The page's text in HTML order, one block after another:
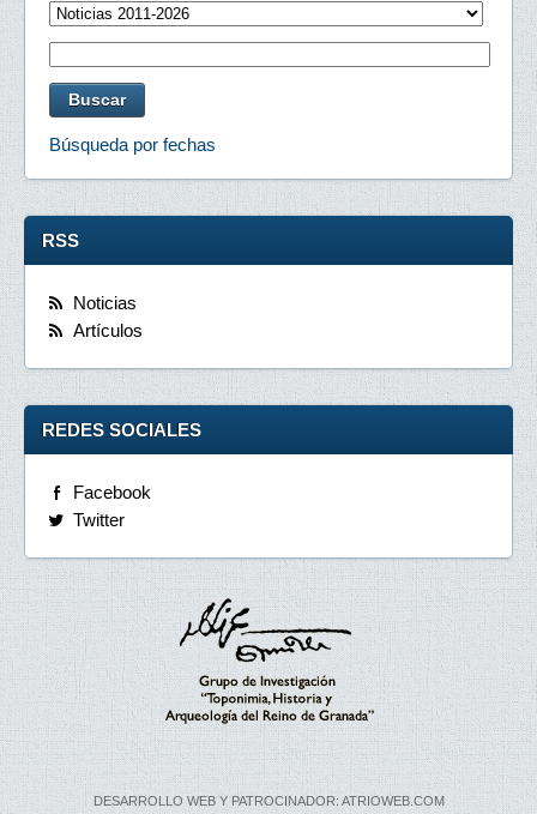
Búsqueda por fechas
RSS
Noticias
Artículos
REDES SOCIALES
Facebook
Twitter
DESARROLLO WEB Y PATROCINADOR: ATRIOWEB.COM